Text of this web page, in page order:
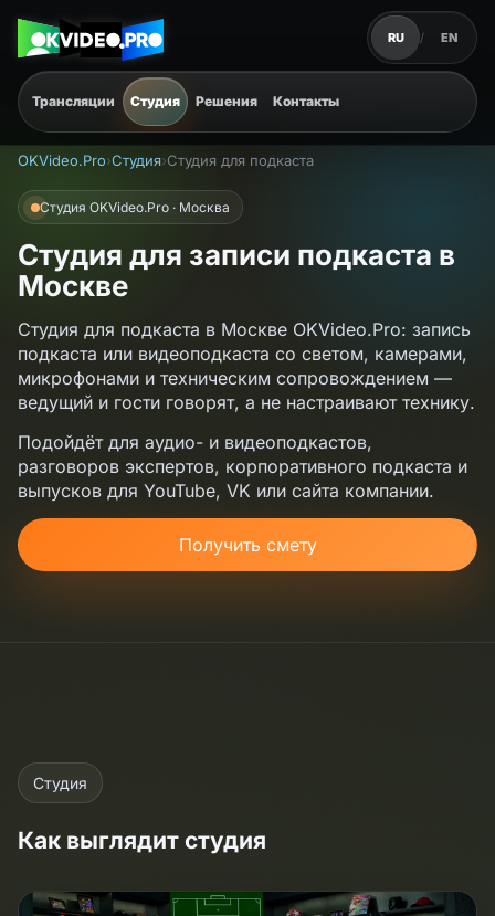
Трансляции Студия Решения Контакты
RU / EN
ФорматыСоставЗвукКамеры ПодготовкаСтоимость
OKVideo.Pro›Студия›Студия для подкаста
Студия OKVideo.Pro · Москва
Студия для записи подкаста в
Москве
Студия для подкаста в Москве OKVideo.Pro: запись
подкаста или видеоподкаста со светом, камерами,
микрофонами и техническим сопровождением —
ведущий и гости говорят, а не настраивают технику.
Подойдёт для аудио- и видеоподкастов,
разговоров экспертов, корпоративного подкаста и
выпусков для YouTube, VK или сайта компании.
Получить смету
Студия
Как выглядит студия